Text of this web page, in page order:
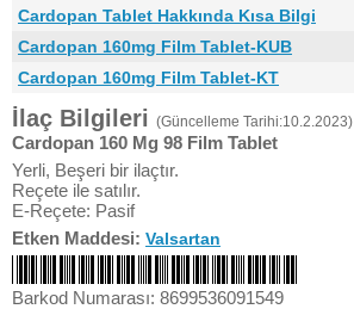
Cardopan Tablet Hakkında Kısa Bilgi
Cardopan 160mg Film Tablet-KUB
Cardopan 160mg Film Tablet-KT
İlaç Bilgileri (Güncelleme Tarihi:10.2.2023)
Cardopan 160 Mg 98 Film Tablet
Yerli, Beşeri bir ilaçtır.
Reçete ile satılır.
E-Reçete: Pasif
Etken Maddesi: Valsartan
Barkod Numarası: 8699536091549